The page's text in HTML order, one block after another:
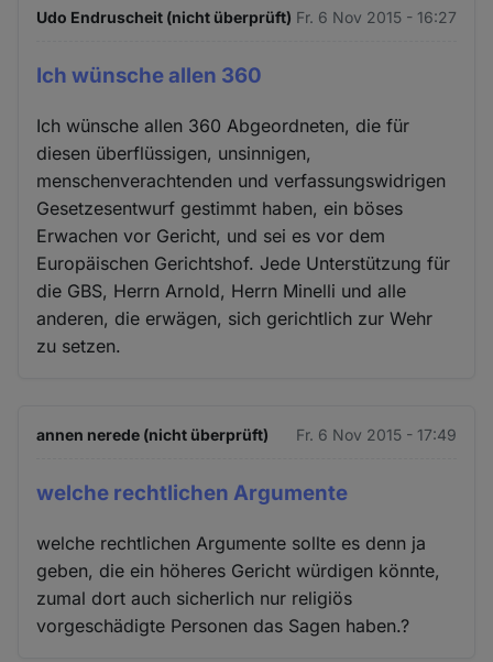
Udo Endruscheit (nicht überprüft) Fr. 6 Nov 2015 - 16:27
Ich wünsche allen 360
Ich wünsche allen 360 Abgeordneten, die für
diesen überflüssigen, unsinnigen,
menschenverachtenden und verfassungswidrigen
Gesetzesentwurf gestimmt haben, ein böses
Erwachen vor Gericht, und sei es vor dem
Europäischen Gerichtshof. Jede Unterstützung für
die GBS, Herrn Arnold, Herrn Minelli und alle
anderen, die erwägen, sich gerichtlich zur Wehr
zu setzen.
annen nerede (nicht überprüft) Fr. 6 Nov 2015 - 17:49
welche rechtlichen Argumente
welche rechtlichen Argumente sollte es denn ja
geben, die ein höheres Gericht würdigen könnte,
zumal dort auch sicherlich nur religiös
vorgeschädigte Personen das Sagen haben.?